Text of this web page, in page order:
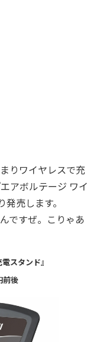
りワイヤレスで充
アボルテージ ワイ
売します。
ですぜ。こりゃあ
スタンド』
前後